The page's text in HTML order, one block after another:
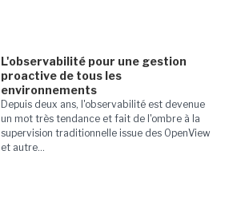
L'observabilité pour une gestion
proactive de tous les
environnements
Depuis deux ans, l'observabilité est devenue
un mot très tendance et fait de l'ombre à la
supervision traditionnelle issue des OpenView
et autre...